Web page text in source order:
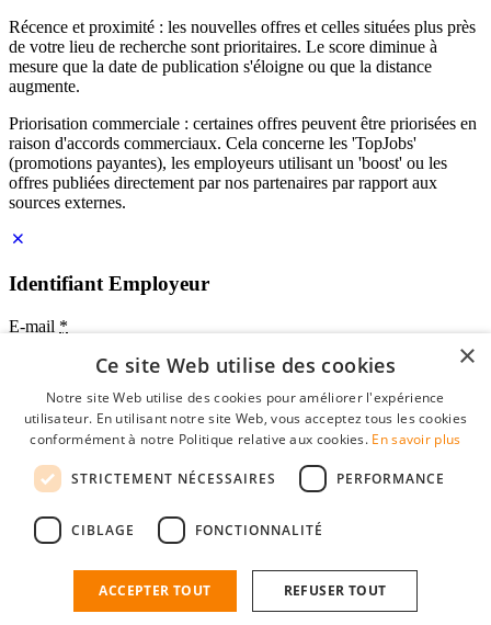
Récence et proximité : les nouvelles offres et celles situées plus près
de votre lieu de recherche sont prioritaires. Le score diminue à
mesure que la date de publication s'éloigne ou que la distance
augmente.
Priorisation commerciale : certaines offres peuvent être priorisées en
raison d'accords commerciaux. Cela concerne les 'TopJobs'
(promotions payantes), les employeurs utilisant un 'boost' ou les
offres publiées directement par nos partenaires par rapport aux
sources externes.
Identifiant Employeur
E-mail *
Mot de passe
se souvenir de moi
mot de passe oublié?
Profil Employeur gratuit
Vous pouvez vous connecter sur StudentJob si vous avez créé un
n'est plus qu'à quelques clics.
×
Ce site Web utilise des cookies
Notre site Web utilise des cookies pour améliorer l'expérience
utilisateur. En utilisant notre site Web, vous acceptez tous les cookies
conformément à notre Politique relative aux cookies. En savoir plus
STRICTEMENT NÉCESSAIRES PERFORMANCE
CIBLAGE FONCTIONNALITÉ
ACCEPTER TOUT REFUSER TOUT